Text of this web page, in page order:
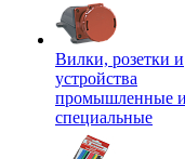
Вилки, розетки и
устройства
промышленные и
специальные